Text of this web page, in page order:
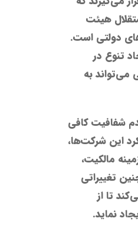
هیئت
دولتی است.
تنوع در
به
شفافیت کافی
این شرکت‌ها،
مالکیت،
تغییراتی
تا از
نماید.